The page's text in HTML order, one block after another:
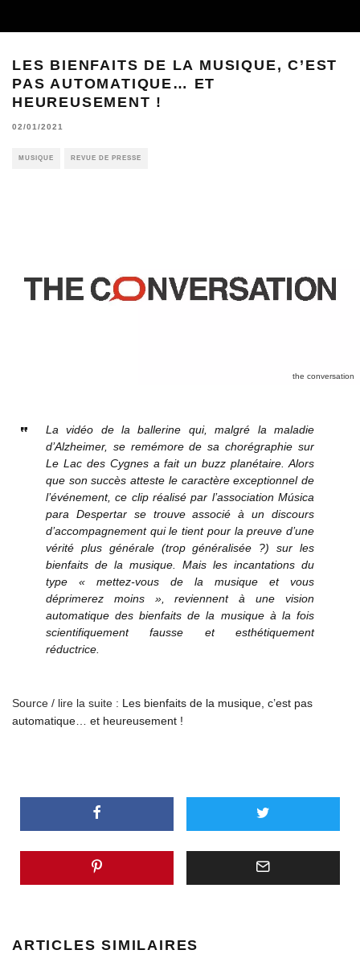
LES BIENFAITS DE LA MUSIQUE, C’EST
PAS AUTOMATIQUE… ET
HEUREUSEMENT !
02/01/2021
MUSIQUE REVUE DE PRESSE
the conversation
La vidéo de la ballerine qui, malgré la maladie
d’Alzheimer, se remémore de sa chorégraphie sur
Le Lac des Cygnes a fait un buzz planétaire. Alors
que son succès atteste le caractère exceptionnel de
l’événement, ce clip réalisé par l’association Música
para Despertar se trouve associé à un discours
d’accompagnement qui le tient pour la preuve d’une
vérité plus générale (trop généralisée ?) sur les
bienfaits de la musique. Mais les incantations du
type « mettez-vous de la musique et vous
déprimerez moins », reviennent à une vision
automatique des bienfaits de la musique à la fois
scientifiquement fausse et esthétiquement
réductrice.
Source / lire la suite : Les bienfaits de la musique, c’est pas
automatique… et heureusement !
ARTICLES SIMILAIRES